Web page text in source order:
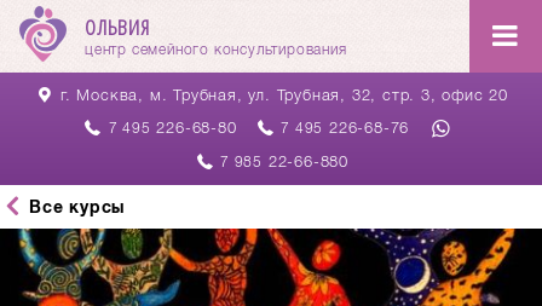
ОЛЬВИЯ
центр семейного консультирования
г. Москва, м. Трубная, ул. Трубная, 32, стр. 3, офис 20
7 495 226-68-80 7 495 226-68-76
7 985 22-66-880
Все курсы